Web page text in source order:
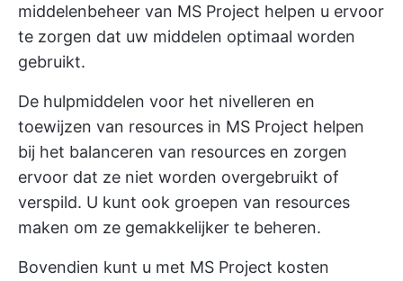
middelenbeheer van MS Project helpen u ervoor
te zorgen dat uw middelen optimaal worden
gebruikt.
De hulpmiddelen voor het nivelleren en
toewijzen van resources in MS Project helpen
bij het balanceren van resources en zorgen
ervoor dat ze niet worden overgebruikt of
verspild. U kunt ook groepen van resources
maken om ze gemakkelijker te beheren.
Bovendien kunt u met MS Project kosten